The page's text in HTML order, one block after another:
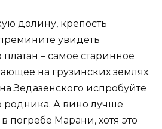
долину, крепость
увидеть
– самое старинное
на грузинских землях.
Зедазенского испробуйте
родника. А вино лучше
погребе Марани, хотя это